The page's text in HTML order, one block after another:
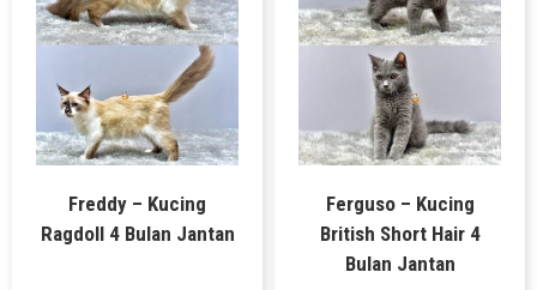
Freddy – Kucing
Ragdoll 4 Bulan Jantan
Ferguso – Kucing
British Short Hair 4
Bulan Jantan